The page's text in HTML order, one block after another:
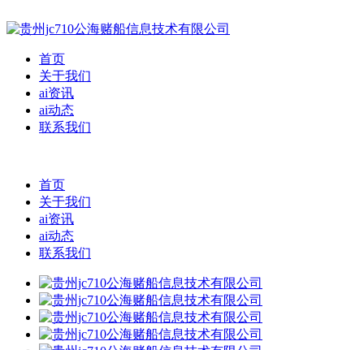
首页
关于我们
ai资讯
ai动态
联系我们
首页
关于我们
ai资讯
ai动态
联系我们